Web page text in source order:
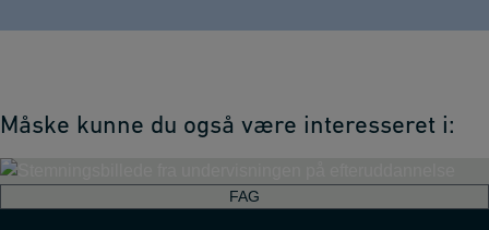
Måske kunne du også være interesseret i:
FAG